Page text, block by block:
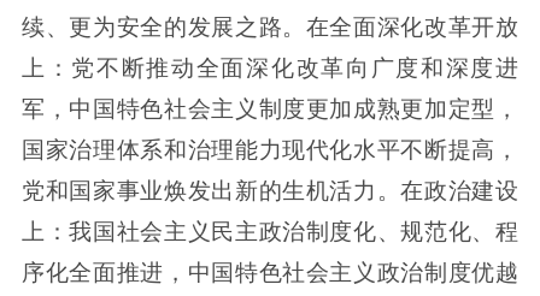
续、更为安全的发展之路。在全面深化改革开放
上：党不断推动全面深化改革向广度和深度进
军，中国特色社会主义制度更加成熟更加定型，
国家治理体系和治理能力现代化水平不断提高，
党和国家事业焕发出新的生机活力。在政治建设
上：我国社会主义民主政治制度化、规范化、程
序化全面推进，中国特色社会主义政治制度优越